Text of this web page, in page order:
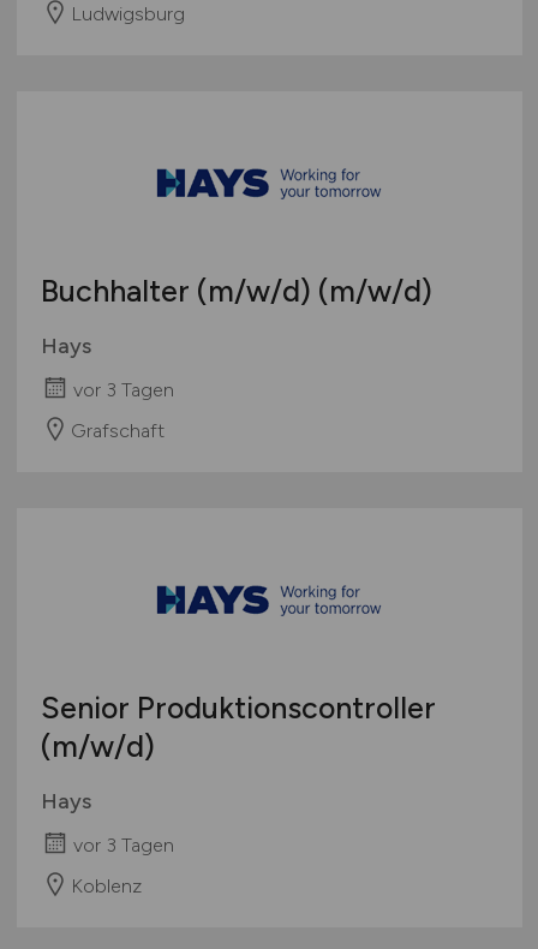
Ludwigsburg
Buchhalter (m/w/d) (m/w/d)
Hays
vor 3 Tagen
Grafschaft
Senior Produktionscontroller
(m/w/d)
Hays
vor 3 Tagen
Koblenz